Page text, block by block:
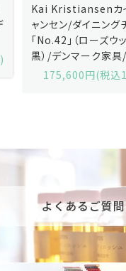
カイ・クリスチ
ン/ダイニングチェアー
」（ローズウッド・レザー
デンマーク家具/J252-57j
円(税込193,160円)